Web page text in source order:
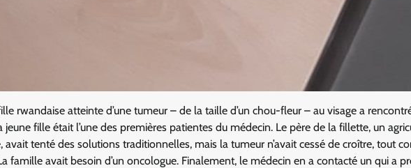
rwandaise atteinte d’une tumeur – de la taille d’un chou-fleur – au visage a
jeune fille était l’une des premières patientes du médecin. Le père de la fillette, un
avait tenté des solutions traditionnelles, mais la tumeur n’avait cessé de croître, tout
famille avait besoin d’un oncologue. Finalement, le médecin en a contacté un qui a